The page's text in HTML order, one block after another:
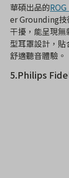
華碩出品的
er Grounding技
干擾，能呈現
型耳罩設計，
舒適聽音體驗。
5.Philips